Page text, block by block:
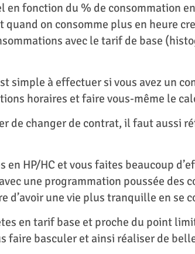
en fonction du % de consommation
quand on consomme plus en heure
avec le tarif de base
simple à effectuer si vous avez un
horaires et faire vous-même le
de changer de contrat, il faut aussi
en HP/HC et vous faites beaucoup
une programmation poussée des
d’avoir une vie plus tranquille en se
en tarif base et proche du point
faire basculer et ainsi réaliser de